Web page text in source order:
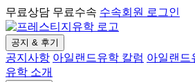
무료상담 무료수속 수속회원 로그인
공지 & 후기
공지사항 아일랜드유학 칼럼 아일랜드
유학 소개